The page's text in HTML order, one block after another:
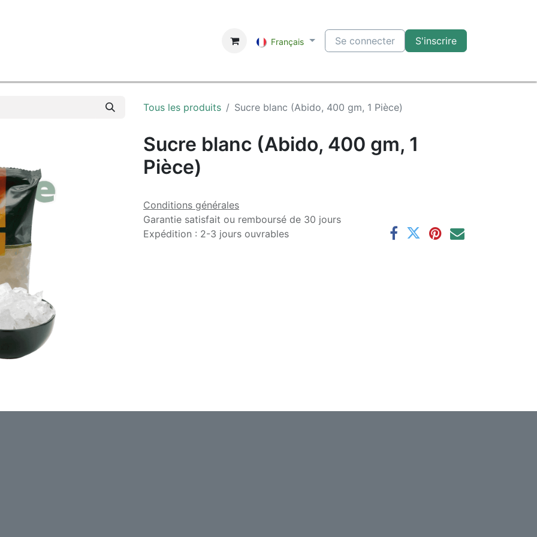
Français Se connecter S'inscrire
Tous les produits Sucre blanc (Abido, 400 gm, 1 Pièce)
Sucre blanc (Abido, 400 gm, 1
Pièce)
Conditions générales
Garantie satisfait ou remboursé de 30 jours
Expédition : 2-3 jours ouvrables